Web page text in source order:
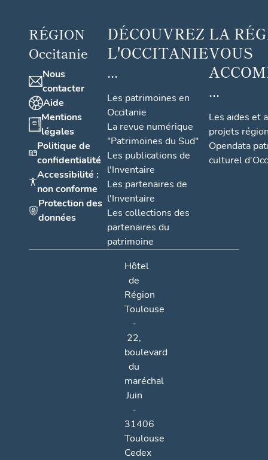
RÉGION
Occitanie
Nous
contacter
Aide
Mentions
légales
Politique de
confidentialité
Accessibilité :
non conforme
Protection des
données
DÉCOUVREZ
L'OCCITANIE
...
Les patrimoines en
Occitanie
La revue numérique
"Patrimoines du Sud"
Les publications de
l'Inventaire
Les partenaires de
l'Inventaire
Les collections des
partenaires du
patrimoine
LA
VOUS
...
Les aides et
projets
Opendata
culturel
Hôtel
de
Région
Toulouse
-
22,
boulevard
du
maréchal
Juin
-
31406
Toulouse
Cedex